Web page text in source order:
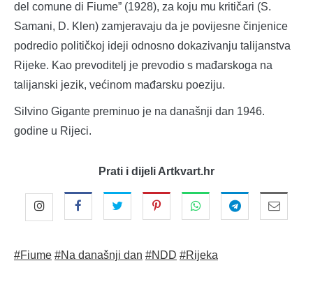
del comune di Fiume” (1928), za koju mu kritičari (S.
Samani, D. Klen) zamjeravaju da je povijesne činjenice
podredio političkoj ideji odnosno dokazivanju talijanstva
Rijeke. Kao prevoditelj je prevodio s mađarskoga na
talijanski jezik, većinom mađarsku poeziju.
Silvino Gigante preminuo je na današnji dan 1946.
godine u Rijeci.
Prati i dijeli Artkvart.hr
#Fiume #Na današnji dan #NDD #Rijeka